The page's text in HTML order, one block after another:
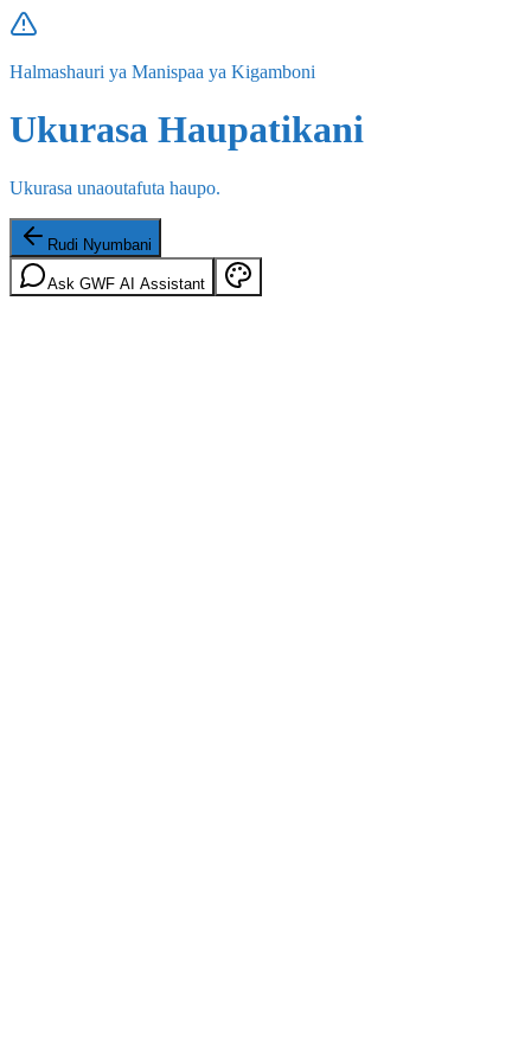
Halmashauri ya Manispaa ya Kigamboni
Ukurasa Haupatikani
Ukurasa unaoutafuta haupo.
Rudi Nyumbani
Ask GWF AI Assistant